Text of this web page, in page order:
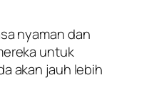
nyaman dan
untuk
akan jauh lebih